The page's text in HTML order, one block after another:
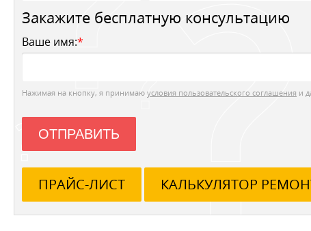
Закажите бесплатную консультацию
Ваше имя:*
Нажимая на кнопку, я принимаю условия пользовательского соглашения и
ОТПРАВИТЬ
ПРАЙС-ЛИСТ КАЛЬКУЛЯТОР